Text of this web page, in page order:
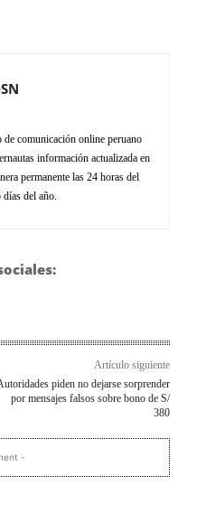
de comunicación online peruano
información actualizada en
permanente las 24 horas del
del año.
Artículo siguiente
piden no dejarse sorprender
por mensajes falsos sobre bono de S/
380
-